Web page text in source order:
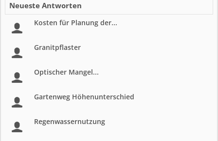
Neueste Antworten
Kosten für Planung der...
Granitpflaster
Optischer Mangel...
Gartenweg Höhenunterschied
Regenwassernutzung